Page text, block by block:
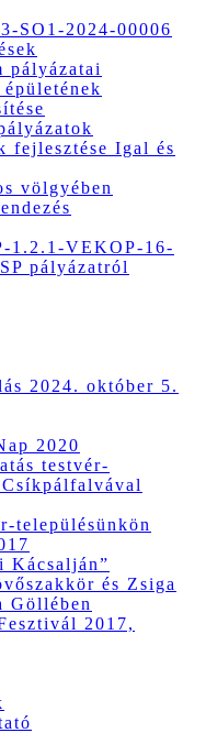
SO1-2024-00006
pályázatai
fejlesztése Igal és
völgyében
1.2.1-VEKOP-16-
pályázatról
2024. október 5.
2020
testvér-
településünkön
Kácsalján”
és Zsiga
Göllében
2017,